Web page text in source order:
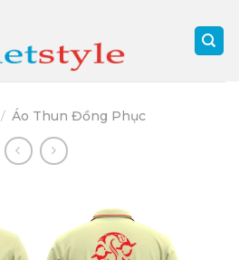
/ Áo Thun Đồng Phục